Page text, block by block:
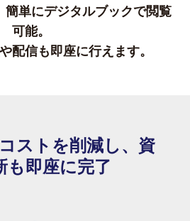
簡単にデジタルブックで閲覧
可能。
配信も即座に行えます。
ストを削減し、資
も即座に完了